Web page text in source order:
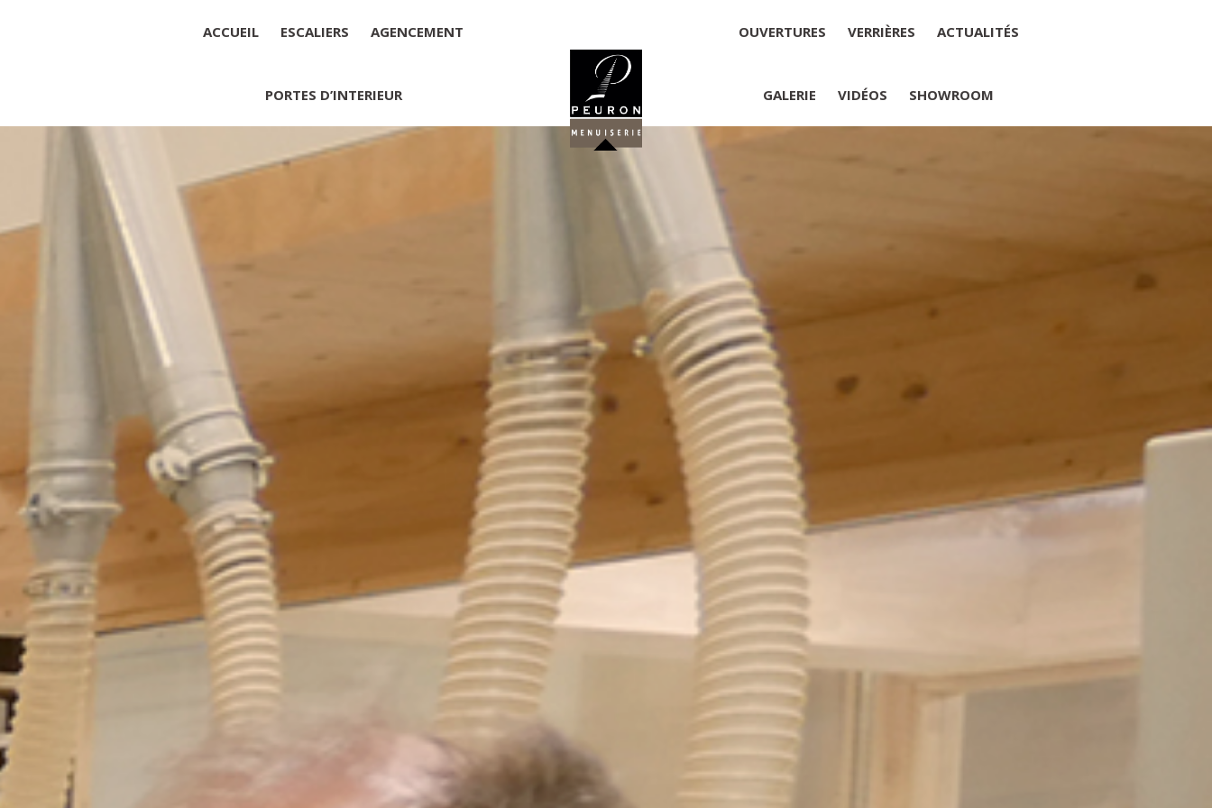
ACCUEIL ESCALIERS AGENCEMENT
PORTES D’INTERIEUR
OUVERTURES VERRIÈRES ACTUALITÉS
GALERIE VIDÉOS SHOWROOM
Société : MENUISERIE YANNICK PEURON
Forme juridique : SARL unipersonnelle
Siége social : MENUISERIE YANNICK PEURON, ZONE ARTISANALE DE PORT ARTHUR 56930 PLUMELIAU
Montant du capital social : 10 000,00 €
RCS : 788 768 612
Représentant légal de la société, responsable de la publication et exploitant du site internet : M Yannick PEURON